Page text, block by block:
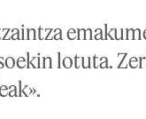
lotuta.